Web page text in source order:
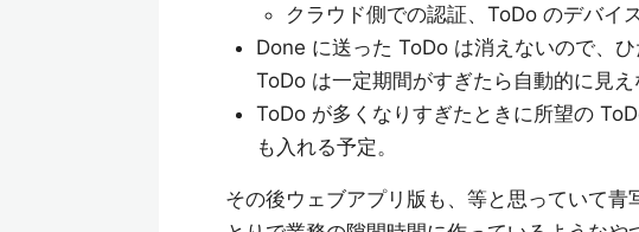
クラウド側での認証、ToDo のデバイ
Done に送った ToDo は消えないので、
ToDo は一定期間がすぎたら自動的に見え
ToDo が多くなりすぎたときに所望の
も入れる予定。
その後ウェブアプリ版も、等と思っていて